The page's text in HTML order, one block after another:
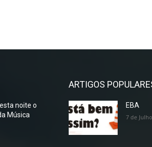
noite o
Música
ARTIGOS
EBA
7 de